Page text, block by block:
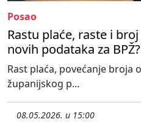
Posao
Rastu plaće, raste i
novih podataka za BPŽ?
Rast plaća, povećanje broja
županijskog p...
08.05.2026. u 15:00